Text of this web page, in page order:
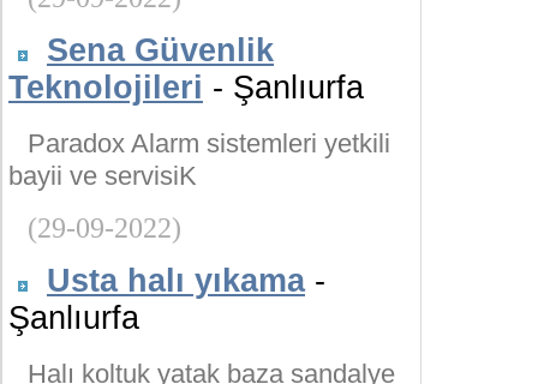
Sena Güvenlik
Teknolojileri - Şanlıurfa
Paradox Alarm sistemleri yetkili
bayii ve servisiK
(29-09-2022)
Usta halı yıkama-
Şanlıurfa
Halı koltuk yatak baza sandalye